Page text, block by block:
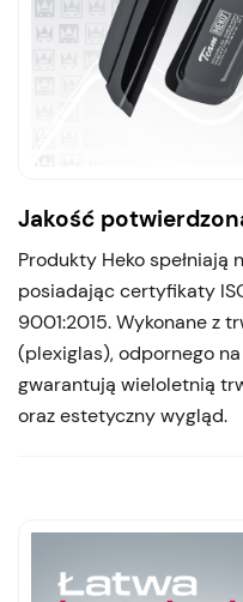
Jakość
Produkty Heko spełniają
posiadając certyfikaty
9001:2015. Wykonane z
(plexiglas), odpornego
gwarantują wieloletnią
oraz estetyczny wygląd.